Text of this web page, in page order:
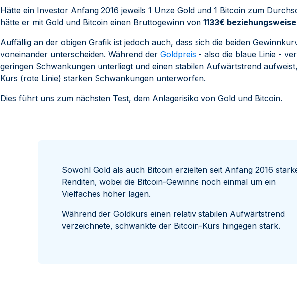
Hätte ein Investor Anfang 2016 jeweils 1 Unze Gold und 1 Bitcoin zum
hätte er mit Gold und Bitcoin einen Bruttogewinn von1133€
Auffällig an der obigen Grafik ist jedoch auch, dass sich die beiden
voneinander unterscheiden. Während derGoldpreis - also die blaue Linie -
geringen Schwankungen unterliegt und einen stabilen Aufwärtstrend
Kurs (rote Linie) starken Schwankungen unterworfen.
Dies führt uns zum nächsten Test, dem Anlagerisiko von Gold und Bitcoin.
Sowohl Gold als auch Bitcoin erzielten seit Anfang 2016
Renditen, wobei die Bitcoin-Gewinne noch einmal um ein
Vielfaches höher lagen.
Während der Goldkurs einen relativ stabilen Aufwärtstrend
verzeichnete, schwankte der Bitcoin-Kurs hingegen stark.